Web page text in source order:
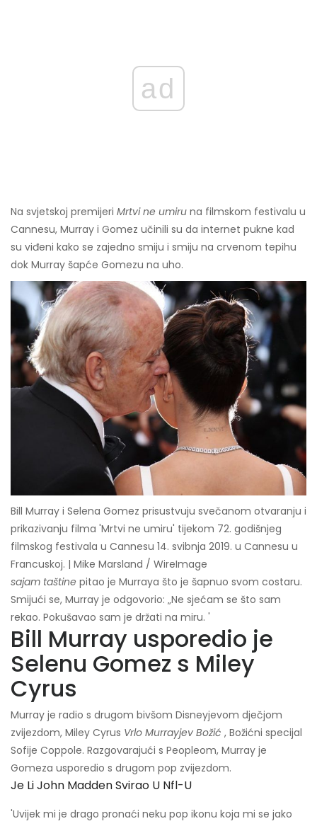
ad
Na svjetskoj premijeri Mrtvi ne umiru na filmskom festivalu u
Cannesu, Murray i Gomez učinili su da internet pukne kad
su viđeni kako se zajedno smiju i smiju na crvenom tepihu
dok Murray šapće Gomezu na uho.
Bill Murray i Selena Gomez prisustvuju svečanom otvaranju i
prikazivanju filma 'Mrtvi ne umiru' tijekom 72. godišnjeg
filmskog festivala u Cannesu 14. svibnja 2019. u Cannesu u
Francuskoj. | Mike Marsland / WireImage
sajam taštine pitao je Murraya što je šapnuo svom costaru.
Smijući se, Murray je odgovorio: „Ne sjećam se što sam
rekao. Pokušavao sam je držati na miru. '
Bill Murray usporedio je
Selenu Gomez s Miley
Cyrus
Murray je radio s drugom bivšom Disneyjevom dječjom
zvijezdom, Miley Cyrus Vrlo Murrayjev Božić , Božićni specijal
Sofije Coppole. Razgovarajući s Peopleom, Murray je
Gomeza usporedio s drugom pop zvijezdom.
Je Li John Madden Svirao U Nfl-U
'Uvijek mi je drago pronaći neku pop ikonu koja mi se jako